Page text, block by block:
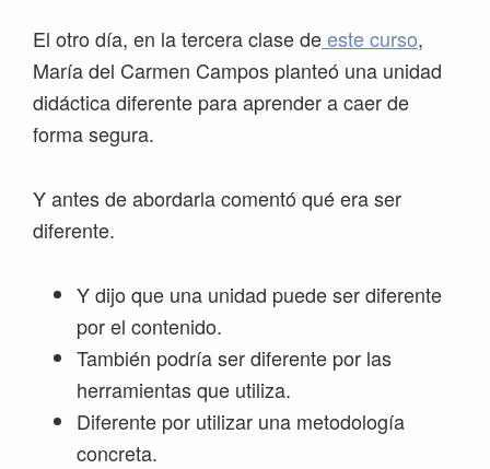
El otro día, en la tercera clase deeste curso,
María del Carmen Campos planteó una unidad
didáctica diferente para aprender a caer de
forma segura.
Y antes de abordarla comentó qué era ser
diferente.
Y dijo que una unidad puede ser diferente
por el contenido.
También podría ser diferente por las
herramientas que utiliza.
Diferente por utilizar una metodología
concreta.